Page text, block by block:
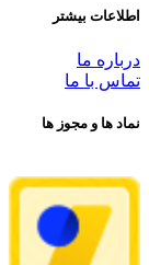
اطلاعات بیشتر
درباره ما
تماس با ما
نماد ها و مجوز ها